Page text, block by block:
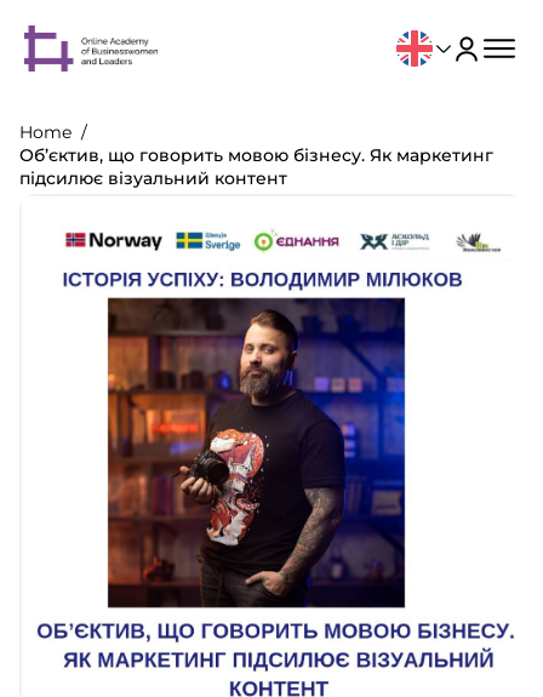
Home
Об’єктив, що говорить мовою бізнесу. Як маркетинг
підсилює візуальний контент